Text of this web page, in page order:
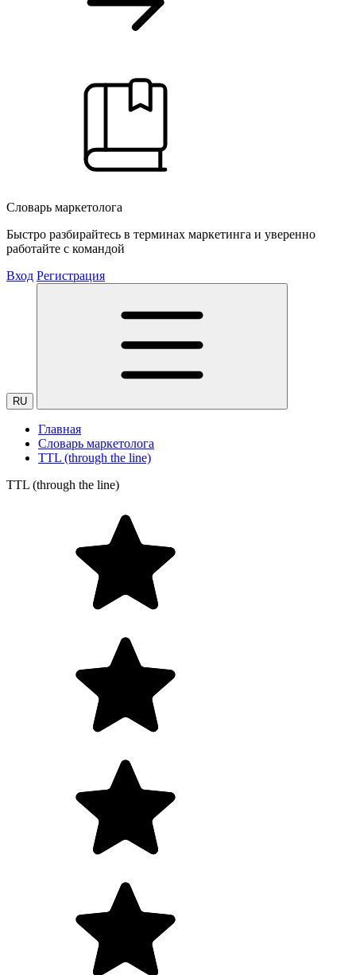
Словарь маркетолога
Быстро разбирайтесь в терминах маркетинга и уверенно
работайте с командой
Вход Регистрация
RU
Главная
Словарь маркетолога
TTL (through the line)
TTL (through the line)